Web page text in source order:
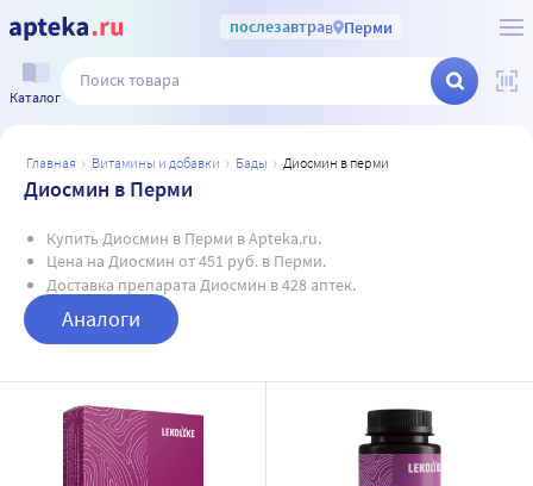
послезавтрав Перми
Каталог
главная витамины и добавки бады диосмин в перми
Диосмин в Перми
Купить Диосмин в Перми в Apteka.ru.
Цена на Диосмин от 451 руб. в Перми.
Доставка препарата Диосмин в 428 аптек.
Аналоги